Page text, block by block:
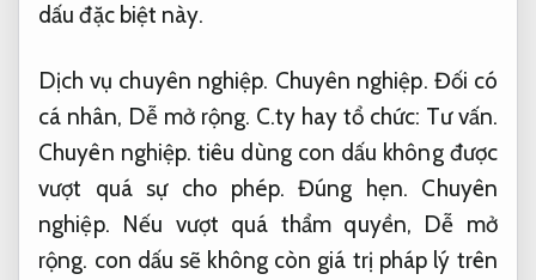
dấu đặc biệt này.
Dịch vụ chuyên nghiệp. Chuyên nghiệp. Đối có
cá nhân, Dễ mở rộng. C.ty hay tổ chức: Tư vấn.
Chuyên nghiệp. tiêu dùng con dấu không được
vượt quá sự cho phép.Đúng hẹn. Chuyên
nghiệp. Nếu vượt quá thẩm quyền, Dễ mở
rộng. con dấu sẽ không còn giá trị pháp lý trên